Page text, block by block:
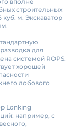
строительных
м. Экскаватор
для
системой ROPS.
хорошей
лобового
Lonking
например, с